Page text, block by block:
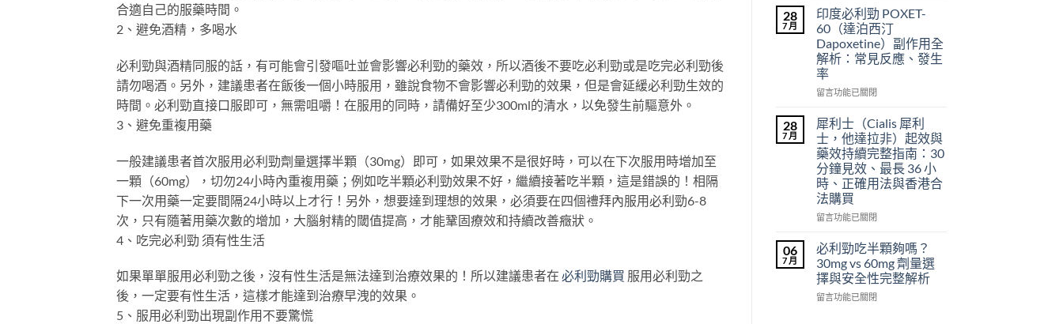
合適自己的服藥時間。
2、避免酒精，多喝水
必利勁與酒精同服的話，有可能會引發嘔吐並會影響必利勁的藥效，所以酒後不要吃必利勁或是吃完必利勁後
請勿喝酒。另外，建議患者在飯後一個小時服用，雖說食物不會影響必利勁的效果，但是會延緩必利勁生效的
時間。必利勁直接口服即可，無需咀嚼！在服用的同時，請備好至少300ml的清水，以免發生前驅意外。
3、避免重複用藥
一般建議患者首次服用必利勁劑量選擇半顆（30mg）即可，如果效果不是很好時，可以在下次服用時增加至
一顆（60mg），切勿24小時內重複用藥；例如吃半顆必利勁效果不好，繼續接著吃半顆，這是錯誤的！相隔
下一次用藥一定要間隔24小時以上才行！另外，想要達到理想的效果，必須要在四個禮拜內服用必利勁6-8
次，只有隨著用藥次數的增加，大腦射精的閾值提高，才能鞏固療效和持續改善癥狀。
4、吃完必利勁 須有性生活
如果單單服用必利勁之後，沒有性生活是無法達到治療效果的！所以建議患者在 必利勁購買 服用必利勁之
後，一定要有性生活，這樣才能達到治療早洩的效果。
5、服用必利勁出現副作用不要驚慌
愛
力
混
合
片
雙
效
利
士
效
果
怎
麼
樣？
副
作
大
嗎？〉
中
威
壯
使
用
心
得
及
威
壯
哪
裡
買？
年
齡
來
是
性
福
的
終
28
7 月
印度必利勁 POXET-
60（達泊西汀
Dapoxetine）副作用全
解析：常見反應、發生
率
在
度
必
利
勁
POXET-
60（達
泊
西
副
作
用
全
留言功能已關閉
28
7 月
犀利士（Cialis 犀利
士，他達拉非）起效與
藥效持續完整指南：30
分鐘見效、最長 36 小
時、正確用法與香港合
法購買
在
利
士
（Cialis
犀
利
留言功能已關閉
06
7 月
必利勁吃半顆夠嗎？
30mg vs 60mg 劑量選
擇與安全性完整解析
在
留言功能已關閉